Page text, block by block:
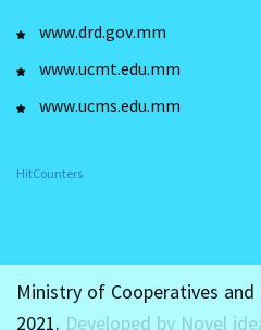
www.drd.gov.mm
www.ucmt.edu.mm
www.ucms.edu.mm
HitCounters
Ministry of Cooperatives
2021. Developed by Novel